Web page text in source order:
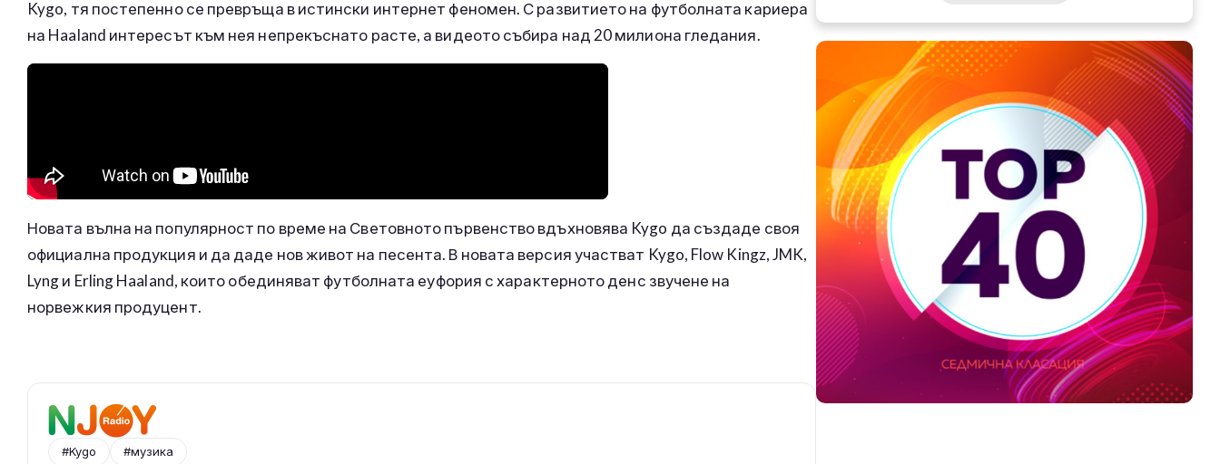
Kygo, тя постепенно се превръща в истински интернет феномен. С развитието на футболната кариера
на Haaland интересът към нея непрекъснато расте, а видеото събира над 20 милиона гледания.
Новата вълна на популярност по време на Световното първенство вдъхновява Kygo да създаде своя
официална продукция и да даде нов живот на песента. В новата версия участват Kygo, Flow Kingz, JMK,
Lyng и Erling Haaland, които обединяват футболната еуфория с характерното денс звучене на
норвежкия продуцент.
#Kygo #музика